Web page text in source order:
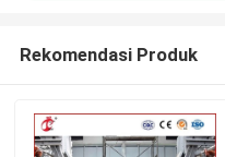
Rekomendasi Produk